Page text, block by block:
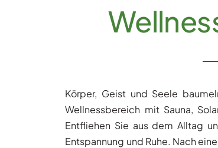
Körper, Geist und Seele
Wellnessbereich mit Sauna,
Entfliehen Sie aus dem Alltag
Entspannung und Ruhe. Nach